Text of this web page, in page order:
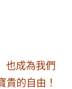
也成為我們
的自由！